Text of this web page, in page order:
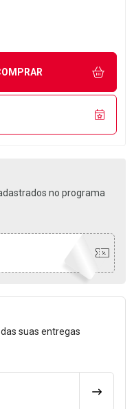
UMA UNIDADE
no programa
o Frete
suas entregas